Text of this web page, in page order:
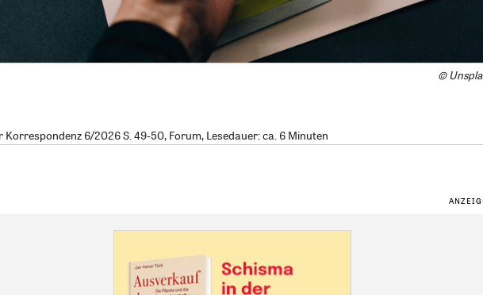
©
Korrespondenz 6/2026 S. 49-50, Forum, Lesedauer: ca. 6 Minuten